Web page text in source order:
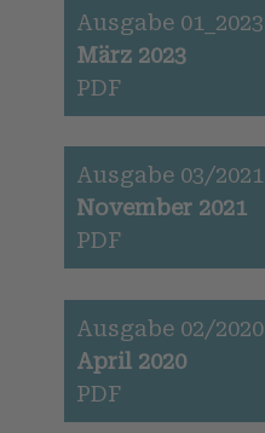
Ausgabe 01_2023
März 2023
PDF
Ausgabe 03/2021
November 2021
PDF
Ausgabe 02/2020
April 2020
PDF